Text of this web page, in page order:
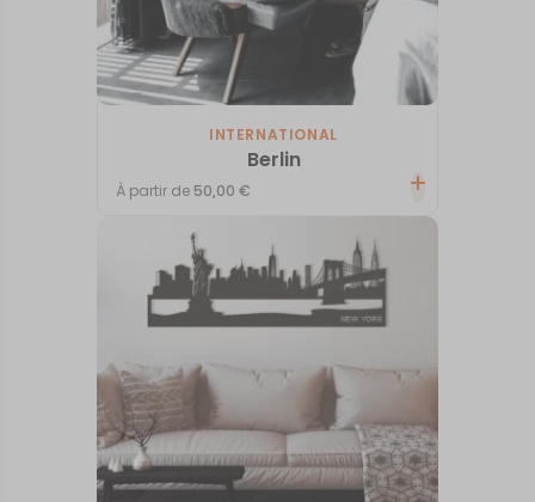
INTERNATIONAL
Berlin
À partir de 50,00€